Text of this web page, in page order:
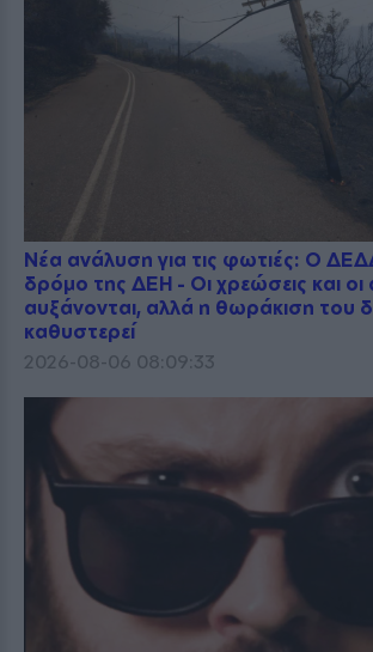
Νέα ανάλυση για τις φωτιές: Ο
δρόμο της ΔΕΗ - Οι χρεώσεις και οι
αυξάνονται, αλλά η θωράκιση του
καθυστερεί
2026-08-06 08:09:33